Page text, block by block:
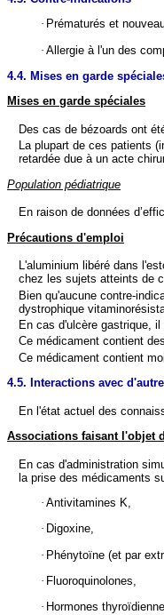
· Prématurés et
· Allergie à l'un des
4.4. Mises en garde
Mises en garde spéciales
Des cas de bézoards ont
La plupart de ces patients
retardée due à un acte
Population pédiatrique
En raison de données
Précautions d'emploi
L'aluminium libéré dans
chez les sujets atteints de
Bien qu'aucune contre-
dystrophique
En cas d'ulcère gastrique,
Ce médicament contient
Ce médicament contient
4.5. Interactions avec
En l'état actuel des
Associations faisant l'objet
En cas d'administration
la prise des médicaments
· Antivitamines K,
· Digoxine,
· Phénytoïne (et par
· Fluoroquinolones,
· Hormones